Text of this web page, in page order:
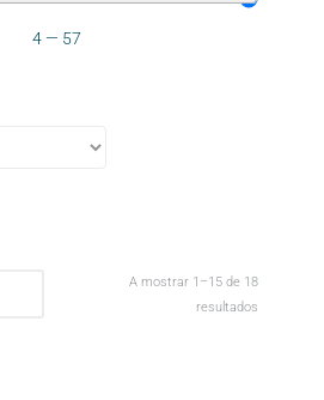
4 — 57
A mostrar 1–15 de 18
resultados